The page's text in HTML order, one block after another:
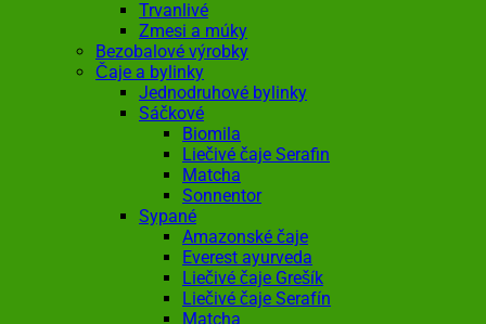
Trvanlivé
Zmesi a múky
Bezobalové výrobky
Čaje a bylinky
Jednodruhové bylinky
Sáčkové
Biomila
Liečivé čaje Serafin
Matcha
Sonnentor
Sypané
Amazonské čaje
Everest ayurveda
Liečivé čaje Grešík
Liečivé čaje Serafín
Matcha